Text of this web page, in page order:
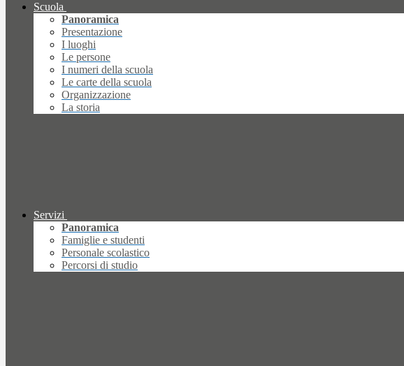
Scuola
Panoramica
Presentazione
I luoghi
Le persone
I numeri della scuola
Le carte della scuola
Organizzazione
La storia
Servizi
Panoramica
Famiglie e studenti
Personale scolastico
Percorsi di studio